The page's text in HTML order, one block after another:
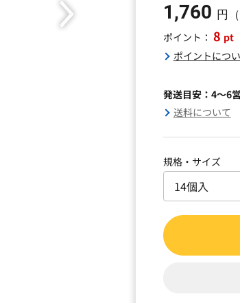
1,760 円
ポイント： 8 pt
ポイントにつ
発送目安：4～6
送料について
規格・サイズ